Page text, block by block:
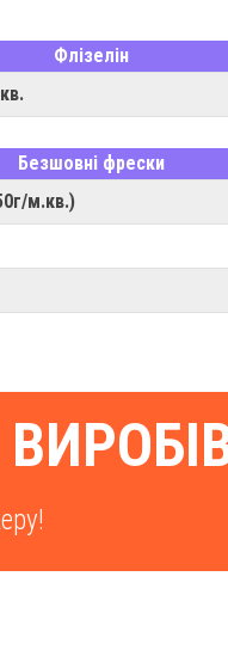
Флізелін
Безшовні фрески
м.кв.)